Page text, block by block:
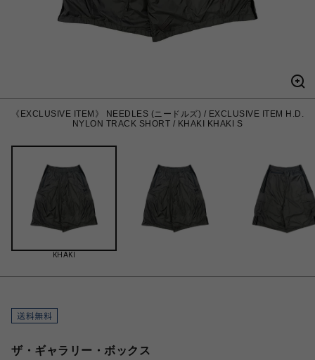
《EXCLUSIVE ITEM》 NEEDLES (ニードルズ) / EXCLUSIVE ITEM H.D.
NYLON TRACK SHORT / KHAKI KHAKI S
KHAKI
ザ・ギャラリー・ボックス